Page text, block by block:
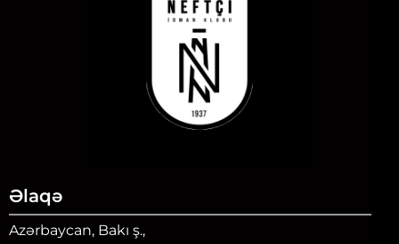
Əlaqə
Azərbaycan, Bakı ş.,